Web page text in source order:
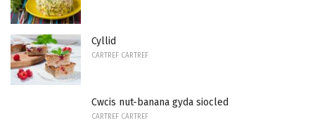
Cyllid
CARTREF CARTREF
Cwcis nut-banana gyda siocled
CARTREF CARTREF